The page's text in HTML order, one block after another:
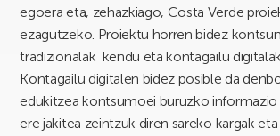
egoera eta, zehazkiago, Costa Verde
ezagutzeko. Proiektu horren bidez
tradizionalak kendu eta kontagailu
Kontagailu digitalen bidez posible da
edukitzea kontsumoei buruzko informazio
ere jakitea zeintzuk diren sareko kargak